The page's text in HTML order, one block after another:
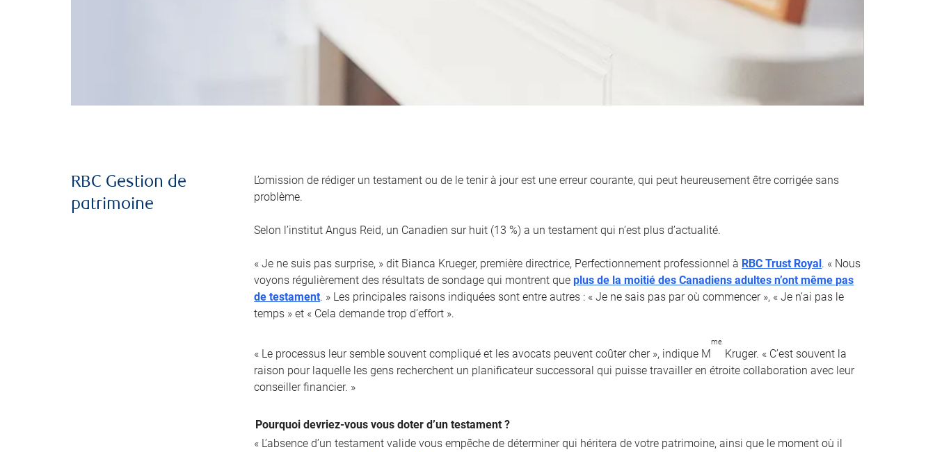
RBC Gestion de
patrimoine
L’omission de rédiger un testament ou de le tenir à jour est une erreur courante, qui peut heureusement être corrigée sans
problème.
Selon l’institut Angus Reid, un Canadien sur huit (13 %) a un testament qui n’est plus d’actualité.
« Je ne suis pas surprise, » dit Bianca Krueger, première directrice, Perfectionnement professionnel à RBC Trust Royal. « Nous
voyons régulièrement des résultats de sondage qui montrent queplus de la moitié des Canadiens adultes n’ont même pas
de testament. » Les principales raisons indiquées sont entre autres : « Je ne sais pas par où commencer », « Je n’ai pas le
temps » et « Cela demande trop d’effort ».
« Le processus leur semble souvent compliqué et les avocats peuvent coûter cher », indique M
me
Kruger. « C’est souvent la
raison pour laquelle les gens recherchent un planificateur successoral qui puisse travailler en étroite collaboration avec leur
conseiller financier. »
Pourquoi devriez-vous vous doter d’un testament ?
« L’absence d’un testament valide vous empêche de déterminer qui héritera de votre patrimoine, ainsi que le moment où il